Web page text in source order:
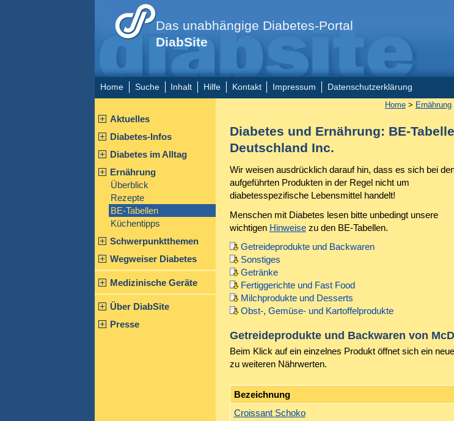
Das unabhängige Diabetes-Portal
DiabSite
Home Suche Inhalt Hilfe Kontakt Impressum Datenschutzerklärung
Aktuelles
Diabetes-Infos
Diabetes im Alltag
Ernährung
Überblick
Rezepte
BE-Tabellen
Küchentipps
Schwerpunktthemen
Wegweiser Diabetes
Medizinische Geräte
Über DiabSite
Presse
Home> Ernährung
Diabetes und Ernährung: BE-
Deutschland Inc.
Wir weisen ausdrücklich darauf hin, dass es sich bei
aufgeführten Produkten in der Regel nicht um
diabetesspezifische Lebensmittel handelt!
Menschen mit Diabetes lesen bitte unbedingt unsere
wichtigen Hinweisezu den BE-Tabellen.
Getreideprodukte und Backwaren
Sonstiges
Getränke
Fertiggerichte und Fast Food
Milchprodukte und Desserts
Obst-, Gemüse- und Kartoffelprodukte
Getreideprodukte und Backwaren von
Beim Klick auf ein einzelnes Produkt öffnet sich ein
zu weiteren Nährwerten.
Bezeichnung
Croissant Schoko